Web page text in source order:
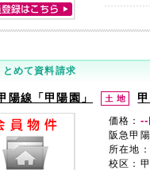
とめて資料請求
陽線「甲陽園」
価格： --
阪急甲
所在地
校区：